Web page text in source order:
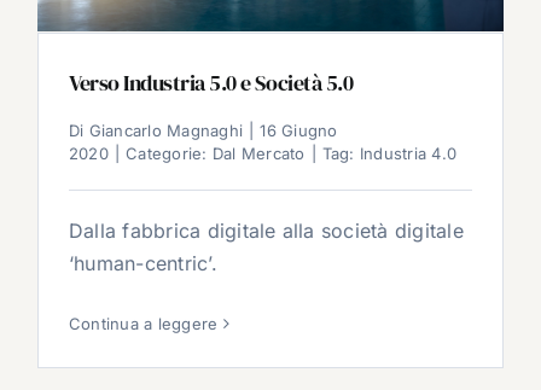
Verso Industria 5.0 e Società 5.0
Di Giancarlo Magnaghi
16 Giugno
2020
Categorie: Dal Mercato Tag: Industria 4.0
Dalla fabbrica digitale alla società digitale
‘human-centric’.
Continua a leggere